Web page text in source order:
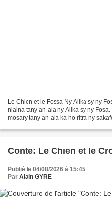
Le Chien et le Fossa Ny Alika sy ny
niaina tany an-ala ny Alika sy ny
mosary tany an-ala ka ho ritra ny
Conte: Le Chien et le
Publié le 04/08/2026 à 15:45
Par Alain GYRE